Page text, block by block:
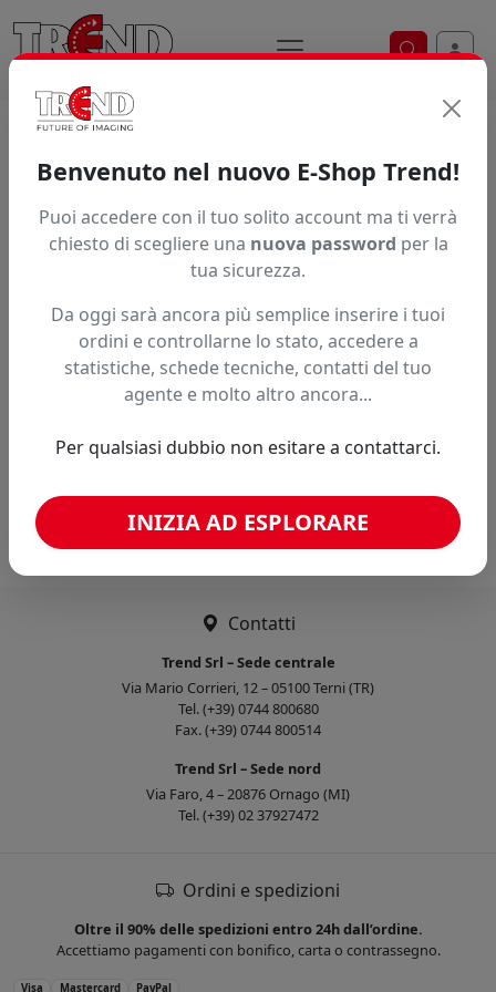
Ricerca
Articolo non trovato.
Hai trovato questo prodotto ad un prezzo più basso?
Fai una segnalazione
Confronta con articoli simili
Caricamento confronto...
Contatti
Trend Srl – Sede centrale
Via Mario Corrieri, 12 – 05100 Terni (TR)
Tel. (+39) 0744 800680
Fax. (+39) 0744 800514
Trend Srl – Sede nord
Via Faro, 4 – 20876 Ornago (MI)
Tel. (+39) 02 37927472
Ordini e spedizioni
Oltre il 90% delle spedizioni entro 24h dall’ordine.
Accettiamo pagamenti con bonifico, carta o contrassegno.
Visa Mastercard PayPal
Benvenuto nel nuovo E-Shop Trend!
Puoi accedere con il tuo solito account ma ti verrà
chiesto di scegliere una nuova password per la
tua sicurezza.
Da oggi sarà ancora più semplice inserire i tuoi
ordini e controllarne lo stato, accedere a
statistiche, schede tecniche, contatti del tuo
agente e molto altro ancora...
Per qualsiasi dubbio non esitare a contattarci.
INIZIA AD ESPLORARE